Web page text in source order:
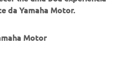
da Yamaha Motor.
Motor